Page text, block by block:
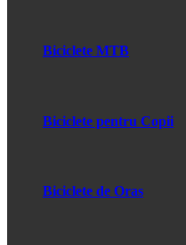
Biciclete MTB
Biciclete pentru Copii
Biciclete de Oras